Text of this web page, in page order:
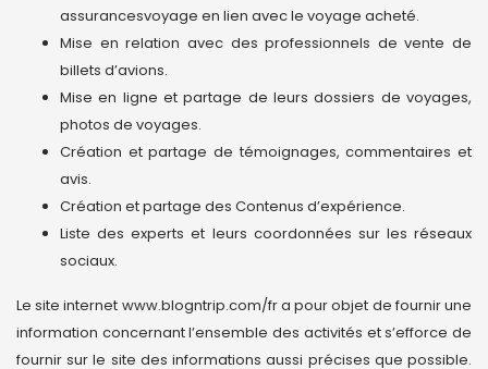
assurancesvoyage en lien avec le voyage acheté.
Mise en relation avec des professionnels de vente de
billets d’avions.
Mise en ligne et partage de leurs dossiers de voyages,
photos de voyages.
Création et partage de témoignages, commentaires et
avis.
Création et partage des Contenus d’expérience.
Liste des experts et leurs coordonnées sur les réseaux
sociaux.
Le site internet www.blogntrip.com/fr a pour objet de fournir une
information concernant l’ensemble des activités et s’efforce de
fournir sur le site des informations aussi précises que possible.